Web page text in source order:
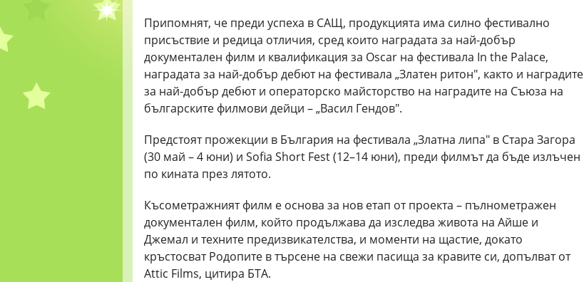
Припомнят, че преди успеха в САЩ, продукцията има силно фестивално
присъствие и редица отличия, сред които наградата за най-добър
документален филм и квалификация за Oscar на фестивала In the Palace,
наградата за най-добър дебют на фестивала „Златен ритон", както и наградите
за най-добър дебют и операторско майсторство на наградите на Съюза на
българските филмови дейци – „Васил Гендов".
Предстоят прожекции в България на фестивала „Златна липа" в Стара Загора
(30 май – 4 юни) и Sofia Short Fest (12–14 юни), преди филмът да бъде излъчен
по кината през лятото.
Късометражният филм е основа за нов етап от проекта – пълнометражен
документален филм, който продължава да изследва живота на Айше и
Джемал и техните предизвикателства, и моменти на щастие, докато
кръстосват Родопите в търсене на свежи пасища за кравите си, допълват от
Attic Films, цитира БТА.